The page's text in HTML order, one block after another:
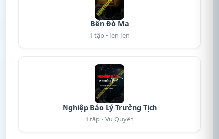
Bến Đò Ma
1 tập • Jen Jen
Nghiệp Báo Lý Trưởng Tịch
1 tập • Vu Quyên